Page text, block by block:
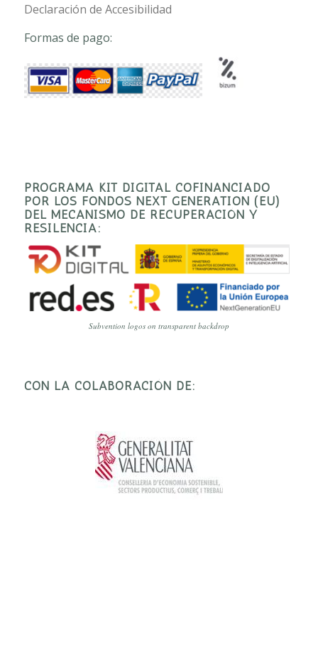
Declaración de Accesibilidad
Formas de pago:
PROGRAMA KIT DIGITAL COFINANCIADO
POR LOS FONDOS NEXT GENERATION (EU)
DEL MECANISMO DE RECUPERACIÓN Y
RESILENCIA:
Subvention logos on transparent backdrop
CON LA COLABORACIÓN DE: